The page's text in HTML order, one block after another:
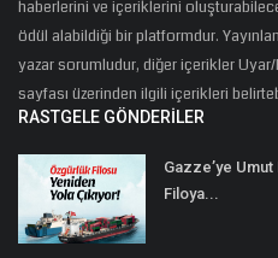
haberlerini ve içeriklerini
ödül alabildiği bir platformdur.
yazar sorumludur, diğer içerikler
sayfası üzerinden ilgili içerikleri
RASTGELE GÖNDERILER
Gazze’ye
Filoya...